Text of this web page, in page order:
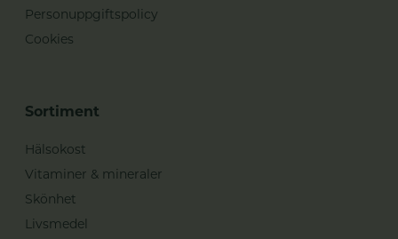
Personuppgiftspolicy
Cookies
Sortiment
Hälsokost
Vitaminer & mineraler
Skönhet
Livsmedel